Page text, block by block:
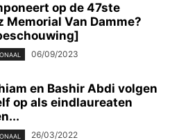
op de 47ste
Memorial Van Damme?
06/09/2023
en Bashir Abdi volgen
op als eindlaureaten
26/03/2022